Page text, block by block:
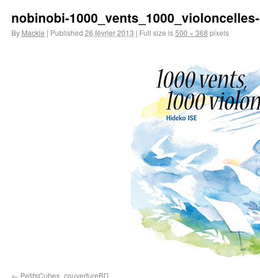
nobinobi-
By Mackie | Published 26 février 2013 | Full size is500 × 368 pixels
PetitsCubes_couvertureBD